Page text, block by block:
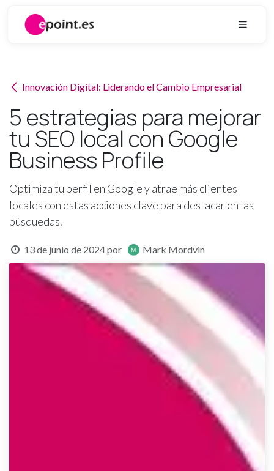
Innovación Digital: Liderando el Cambio Empresarial
5 estrategias para mejorar
tu SEO local con Google
Business Profile
Optimiza tu perfil en Google y atrae más clientes
locales con estas acciones clave para destacar en las
búsquedas.
13 de junio de 2024por Mark Mordvin